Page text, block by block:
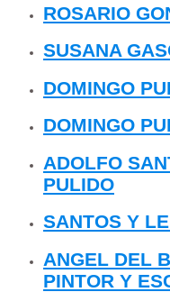
ROSARIO
SUSANA
DOMINGO
DOMINGO
ADOLFO
PULIDO
SANTOS Y
ANGEL DEL
PINTOR Y